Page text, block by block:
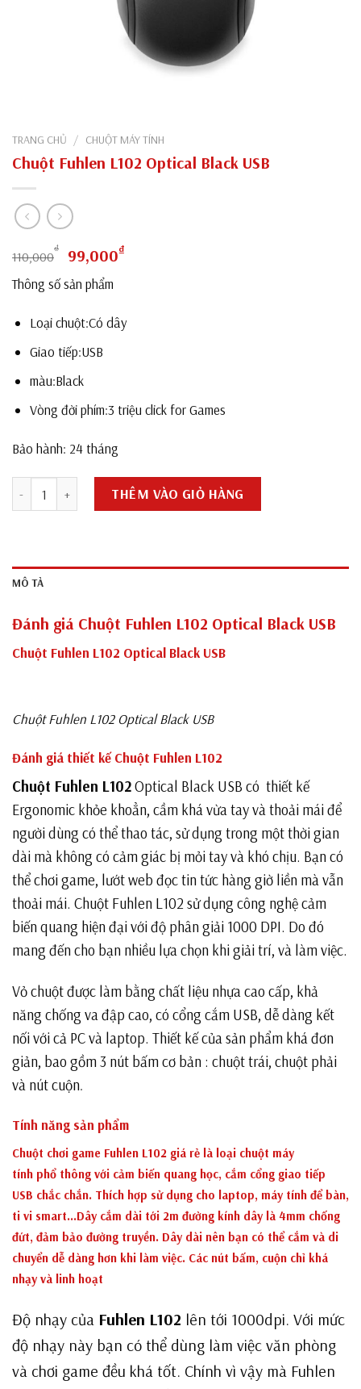
TRANG CHỦ / CHUỘT MÁY TÍNH
Chuột Fuhlen L102 Optical Black USB
110,000
₫
Giá
gốc
là:
110,000₫.
99,000₫Giá
99,000₫.
Thông số sản phẩm
Loại chuột:Có dây
Giao tiếp:USB
màu:Black
Vòng đời phím:3 triệu click for Games
Bảo hành: 24 tháng
Chuột Fuhlen L102 Optical Black USB số lượng
THÊM VÀO GIỎ HÀNG
MÔ TẢ
Đánh giá Chuột Fuhlen L102 Optical Black USB
Chuột Fuhlen L102 Optical Black USB
Chuột Fuhlen L102 Optical Black USB
Đánh giá thiết kế Chuột Fuhlen L102
Chuột Fuhlen L102Optical Black USB có thiết kế
Ergonomic khỏe khoẳn, cầm khá vừa tay và thoải mái để
người dùng có thể thao tác, sử dụng trong một thời gian
dài mà không có cảm giác bị mỏi tay và khó chịu. Bạn có
thể chơi game, lướt web đọc tin tức hàng giờ liền mà vẫn
thoải mái. Chuột Fuhlen L102 sử dụng công nghệ cảm
biến quang hiện đại với độ phân giải 1000 DPI. Do đó
mang đến cho bạn nhiều lựa chọn khi giải trí, và làm việc.
Vỏ chuột được làm bằng chất liệu nhựa cao cấp, khả
năng chống va đập cao, có cổng cắm USB, dễ dàng kết
nối với cả PC và laptop. Thiết kế của sản phẩm khá đơn
giản, bao gồm 3 nút bấm cơ bản : chuột trái, chuột phải
và nút cuộn.
Tính năng sản phẩm
Chuột chơi game Fuhlen L102 giá rẻ là loại chuột máy
tính phổ thông với cảm biến quang học, cắm cổng giao tiếp
USB chắc chắn. Thích hợp sử dụng cho laptop, máy tính để bàn,
ti vi smart…Dây cắm dài tới 2m đường kính dây là 4mm chống
đứt, đảm bảo đường truyền. Dây dài nên bạn có thể cắm và di
chuyển dễ dàng hơn khi làm việc. Các nút bấm, cuộn chỉ khá
nhạy và linh hoạt
Độ nhạy của Fuhlen L102 lên tới 1000dpi. Với mức
độ nhạy này bạn có thể dùng làm việc văn phòng
và chơi game đều khá tốt. Chính vì vậy mà Fuhlen